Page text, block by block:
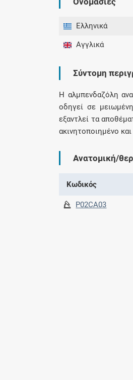
Ελληνικά
Αγγλικά
Σύντομη
Η αλμπενδαζόλη
οδηγεί σε
εξαντλεί τα
ακινητοποιημένο και
Ανατομική/
Κωδικός
P02CA03